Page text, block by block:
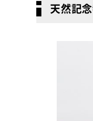
天然記